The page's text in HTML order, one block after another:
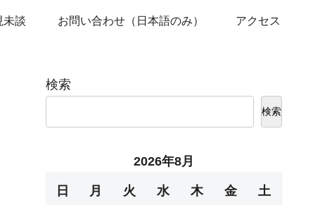
未談 お問い合わせ（日本語のみ） アクセス
検索
検索
2026年8月
日 月 火 水 木 金 土